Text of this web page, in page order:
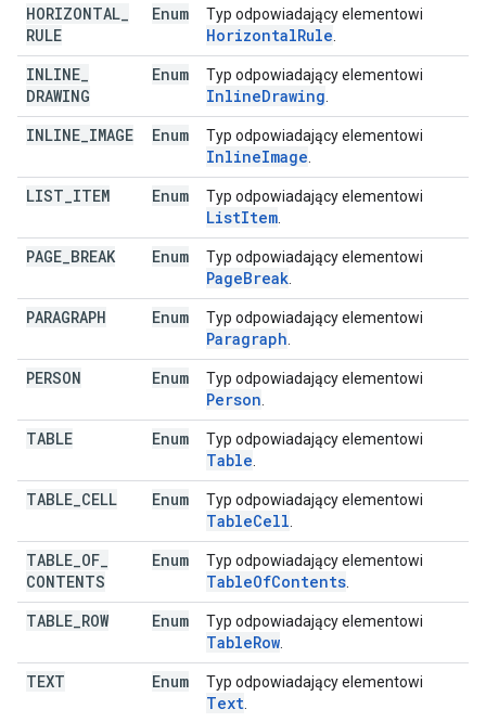
HORIZONTAL
RULE
Enum Typ odpowiadający elementowi
HorizontalRule
INLINE
DRAWING
Enum Typ odpowiadający elementowi
InlineDrawing
INLINE IMAGE Enum Typ odpowiadający elementowi
InlineImage
LIST ITEM Enum Typ odpowiadający elementowi
ListItem
PAGE BREAK Enum Typ odpowiadający elementowi
PageBreak
PARAGRAPH Enum Typ odpowiadający elementowi
Paragraph
PERSON Enum Typ odpowiadający elementowi
Person
TABLE Enum Typ odpowiadający elementowi
Table
TABLE CELL Enum Typ odpowiadający elementowi
TableCell
TABLE OF
CONTENTS
Enum Typ odpowiadający elementowi
TableOfContents
TABLE ROW Enum Typ odpowiadający elementowi
TableRow
TEXT Enum Typ odpowiadający elementowi
Text